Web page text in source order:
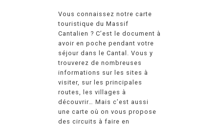
Vous connaissez notre carte
touristique du Massif
Cantalien ? C’est le document à
avoir en poche pendant votre
séjour dans le Cantal. Vous y
trouverez de nombreuses
informations sur les sites à
visiter, sur les principales
routes, les villages à
découvrir… Mais c’est aussi
une carte où on vous propose
des circuits à faire en